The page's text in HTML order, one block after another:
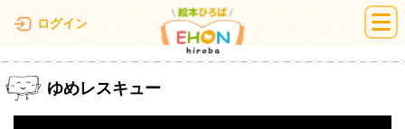
ログイン 絵本ひろば
ゆめレスキュー